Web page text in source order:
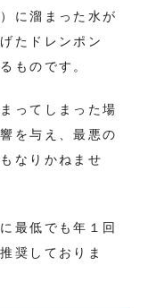
に溜まった水が
たドレンポン
ものです。
ってしまった場
を与え、最悪の
なりかねませ
最低でも年１回
奨しておりま